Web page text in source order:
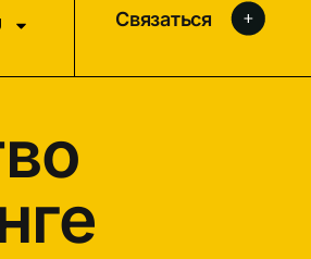
Связаться